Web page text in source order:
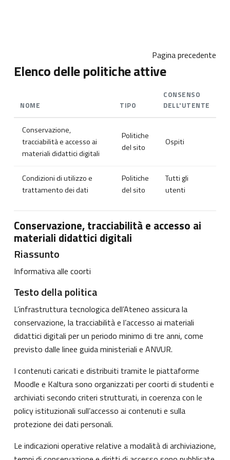
Pagina precedente
Elenco delle politiche attive
NOME TIPO
CONSENSO
DELL'UTENTE
Conservazione,
tracciabilità e accesso ai
materiali didattici digitali
Politiche
del sito
Ospiti
Condizioni di utilizzo e
trattamento dei dati
Politiche
del sito
Tutti gli
utenti
Conservazione, tracciabilità e accesso ai
materiali didattici digitali
Riassunto
Informativa alle coorti
Testo della politica
L’infrastruttura tecnologica dell’Ateneo assicura la
conservazione, la tracciabilità e l’accesso ai materiali
didattici digitali per un periodo minimo di tre anni, come
previsto dalle linee guida ministeriali e ANVUR.
I contenuti caricati e distribuiti tramite le piattaforme
Moodle e Kaltura sono organizzati per coorti di studenti e
archiviati secondo criteri strutturati, in coerenza con le
policy istituzionali sull’accesso ai contenuti e sulla
protezione dei dati personali.
Le indicazioni operative relative a modalità di archiviazione,